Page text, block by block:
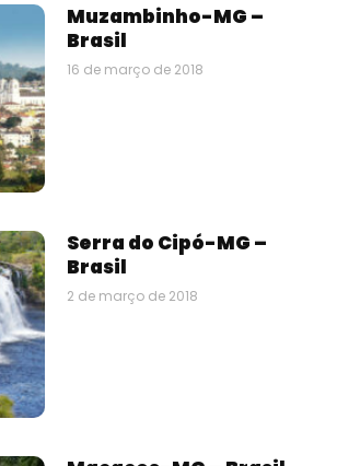
Muzambinho-MG –
Brasil
16 de março de 2018
Serra do Cipó-MG –
Brasil
2 de março de 2018